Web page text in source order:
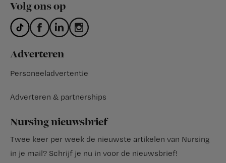
Volg ons op
Adverteren
Personeeladvertentie
Adverteren & partnerships
Nursing nieuwsbrief
Twee keer per week de nieuwste artikelen van Nursing
in je mail? Schrijf je nu in voor de nieuwsbrief!